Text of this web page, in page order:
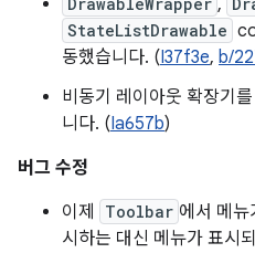
,
StateListDrawable
동했습니다. (I37f3e, b/
비동기 레이아웃 확장기
니다. (Ia657b)
버그 수정
이제
Toolbar 에서 메
시하는 대신 메뉴가 표시